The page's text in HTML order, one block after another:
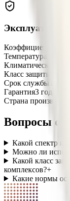
Эксплуатация
Коэффициент
Температура
Климатическое
Класс защиты от
Срок службы
Гарантия3 года
Страна
Вопросы о
Какой спектр
Можно ли
Какой класс
комплексов?+
Какие нормы